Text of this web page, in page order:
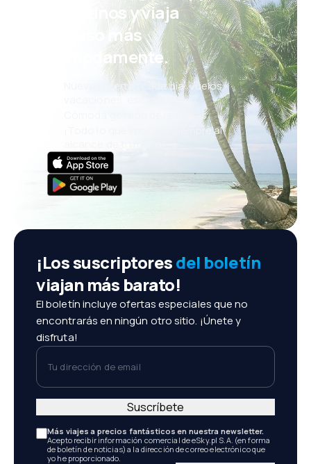
eDestinos y viaja
incluso más
cómodamente.
Nuevas ofertas cada día: vuelos,
vacaciones, escapadas
Cómoda gestión de reservas
¡Todo lo que importa, siempre al
¡Los suscriptoresdel boletín
viajan más barato!
El boletín incluye ofertas especiales que no
encontrarás en ningún otro sitio. ¡Únete y
disfruta!
Tu dirección de email
Más viajes a precios fantásticos en nuestra newsletter.
Acepto recibir información comercial de eSky.pl S.A. (en forma
de boletín de noticias) a la dirección de correo electrónico que
yo he proporcionado.
Suscríbete